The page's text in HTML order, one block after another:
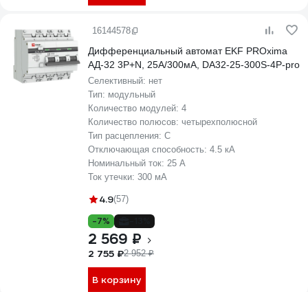
16144578
Дифференциальный автомат EKF PROxima
АД-32 3P+N, 25А/300мА, DA32-25-300S-4P-pro
Селективный: нет
Тип: модульный
Количество модулей: 4
Количество полюсов: четырехполюсной
Тип расцепления: C
Отключающая способность: 4.5 кА
Номинальный ток: 25 А
Ток утечки: 300 мА
4.9(57)
-7%
2 569 ₽
2 755 ₽2 952 ₽
В корзину